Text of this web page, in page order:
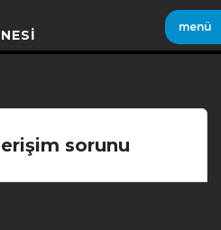
menü
sorunu